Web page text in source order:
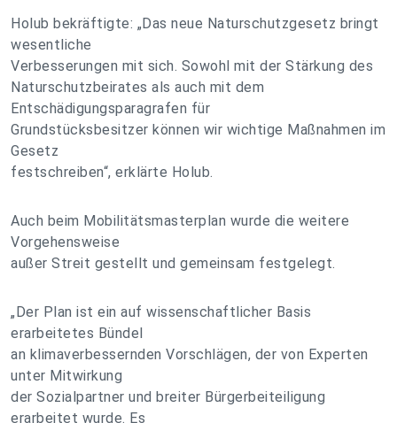
Holub bekräftigte: „Das neue Naturschutzgesetz bringt
wesentliche
Verbesserungen mit sich. Sowohl mit der Stärkung des
Naturschutzbeirates als auch mit dem
Entschädigungsparagrafen für
Grundstücksbesitzer können wir wichtige Maßnahmen im
Gesetz
festschreiben“, erklärte Holub.
Auch beim Mobilitätsmasterplan wurde die weitere
Vorgehensweise
außer Streit gestellt und gemeinsam festgelegt.
„Der Plan ist ein auf wissenschaftlicher Basis
erarbeitetes Bündel
an klimaverbessernden Vorschlägen, der von Experten
unter Mitwirkung
der Sozialpartner und breiter Bürgerbeiteiligung
erarbeitet wurde. Es